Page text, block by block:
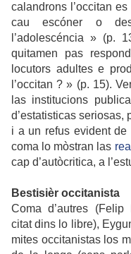
calandrons l’occitan
cau escóner o
l’adolescéncia » (p.
quitamen pas
locutors adultes e
l’occitan ? » (p. 15).
las institucions
d’estatisticas seriosas,
i a un refus evident de
coma lo mòstran las
cap d’autòcritica, a
Bestisièr occitanista
Coma d’autres
citat dins lo libre),
mites occitanistas los